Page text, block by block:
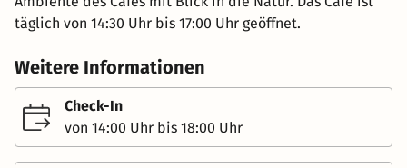
täglich von 14:30 Uhr bis 17:00 Uhr geöffnet.
Weitere Informationen
Check-In
von 14:00 Uhr bis 18:00 Uhr